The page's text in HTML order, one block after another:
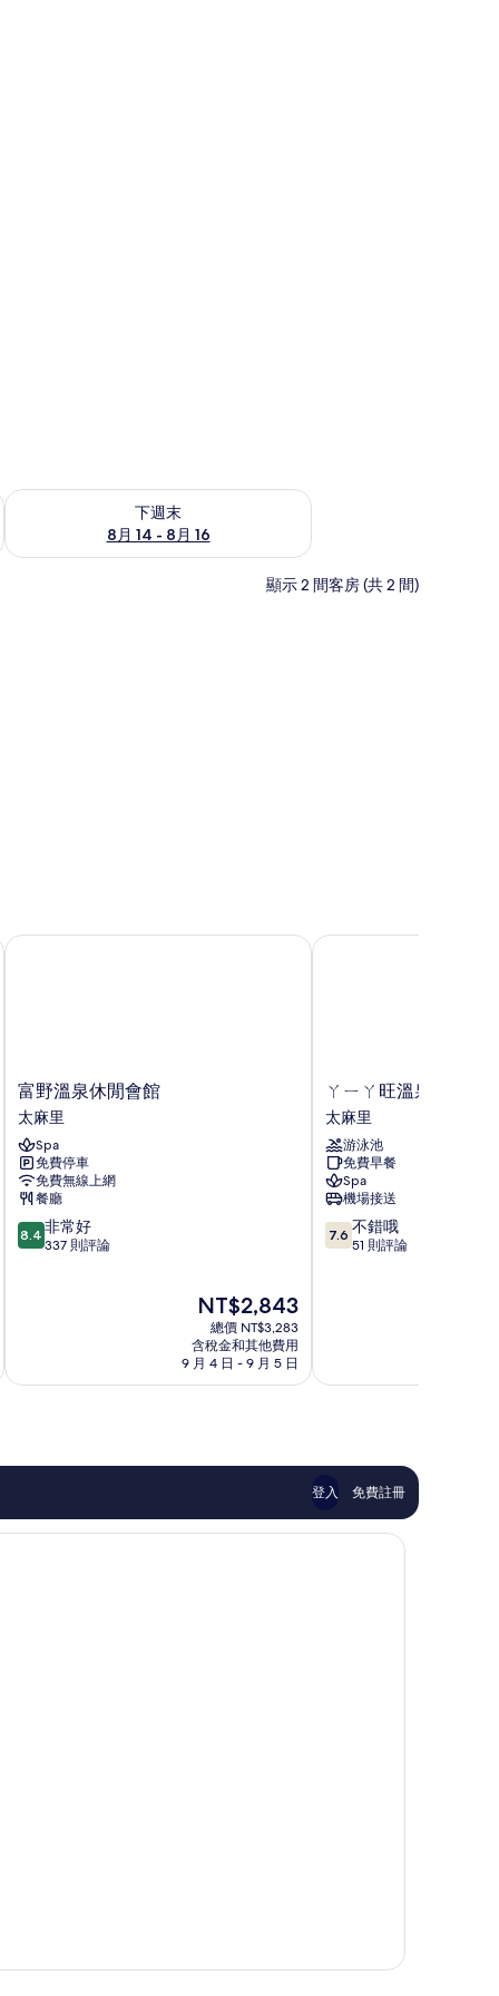
下週末
8月 14 - 8月 16
查看下週末 (8月 14 - 8月 16) 的供應情況
顯示 2 間客房 (共 2 間)
網、床單
富
野
溫
泉
休
閒
會
館
太
富野溫泉休閒會館
太麻里
Spa
免費停車
免費無線上網
餐廳
8.4
分，
好，
論
8.4 非常好
337 則評論
現
在
價
格
為
NT$2,843
總價 NT$3,283
含稅金和其他費用
9 月 4 日 - 9 月 5 日
富野溫泉休閒會館
ㄚ
ㄧ
ㄚ
旺
溫
泉
度
假
村
ㄚㄧㄚ旺溫泉度假村
太麻里
游泳池
免費早餐
Spa
機場接送
7.6
分，
哦，
論
7.6 不錯哦
51 則評論
ㄚㄧㄚ旺溫泉度假村
登入 免費註冊